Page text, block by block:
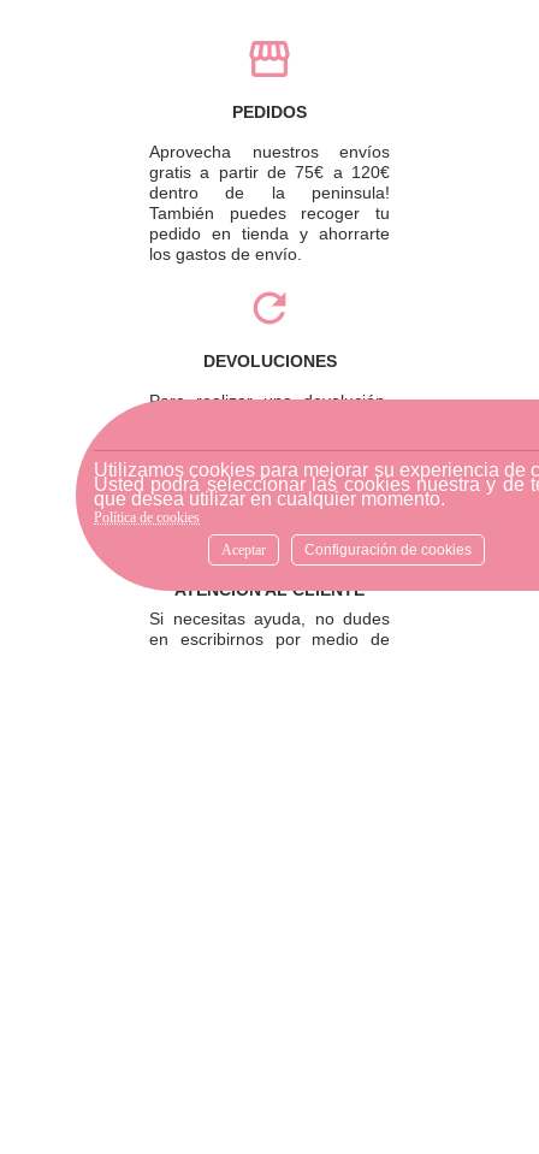
Utilizamos cookies para mejorar su experiencia de
Usted podrá seleccionar las cookies nuestra y de
que desea utilizar en cualquier momento.
Política de cookies
Aceptar
Configuración de cookies
PEDIDOS
Aprovecha nuestros envíos
gratis a partir de 75€ a 120€
dentro de la peninsula!
También puedes recoger tu
pedido en tienda y ahorrarte
los gastos de envío.
DEVOLUCIONES
Para realizar una devolución,
mensajería o diríjase a la
tienda física más cercana.
ATENCIÓN AL CLIENTE
Si necesitas ayuda, no dudes
en escribirnos por medio de